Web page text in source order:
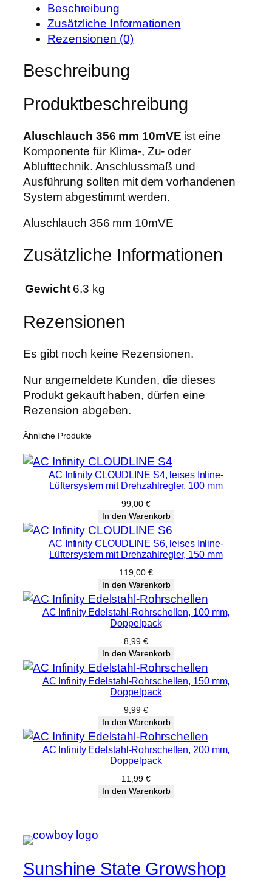
P
r
e
s
a
r
6
5
,
0
0
i
s
t
5
,
9
€
.
c
3
6
m
m
1
0
V
M
n
e
Beschreibung
Zusätzliche Informationen
Rezensionen (0)
Beschreibung
Produktbeschreibung
Aluschlauch 356 mm 10mVE ist eine
Komponente für Klima-, Zu- oder
Ablufttechnik. Anschlussmaß und
Ausführung sollten mit dem vorhandenen
System abgestimmt werden.
Aluschlauch 356 mm 10mVE
Zusätzliche Informationen
Gewicht 6,3 kg
Rezensionen
Es gibt noch keine Rezensionen.
Nur angemeldete Kunden, die dieses
Produkt gekauft haben, dürfen eine
Rezension abgeben.
Ähnliche Produkte
AC Infinity CLOUDLINE S4, leises Inline-
Lüftersystem mit Drehzahlregler, 100 mm
99,00 €
In den Warenkorb
AC Infinity CLOUDLINE S6, leises Inline-
Lüftersystem mit Drehzahlregler, 150 mm
119,00 €
In den Warenkorb
AC Infinity Edelstahl-Rohrschellen, 100 mm,
Doppelpack
8,99 €
In den Warenkorb
AC Infinity Edelstahl-Rohrschellen, 150 mm,
Doppelpack
9,99 €
In den Warenkorb
AC Infinity Edelstahl-Rohrschellen, 200 mm,
Doppelpack
11,99 €
In den Warenkorb
Sunshine State Growshop